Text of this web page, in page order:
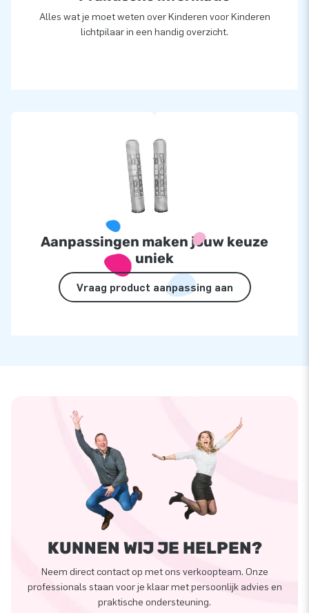
Alles wat je moet weten over Kinderen voor Kinderen
lichtpilaar in een handig overzicht.
Aanpassingen maken jouw keuze
uniek
Vraag product aanpassing aan
KUNNEN WIJ JE HELPEN?
Neem direct contact op met ons verkoopteam. Onze
professionals staan voor je klaar met persoonlijk advies en
praktische ondersteuning.